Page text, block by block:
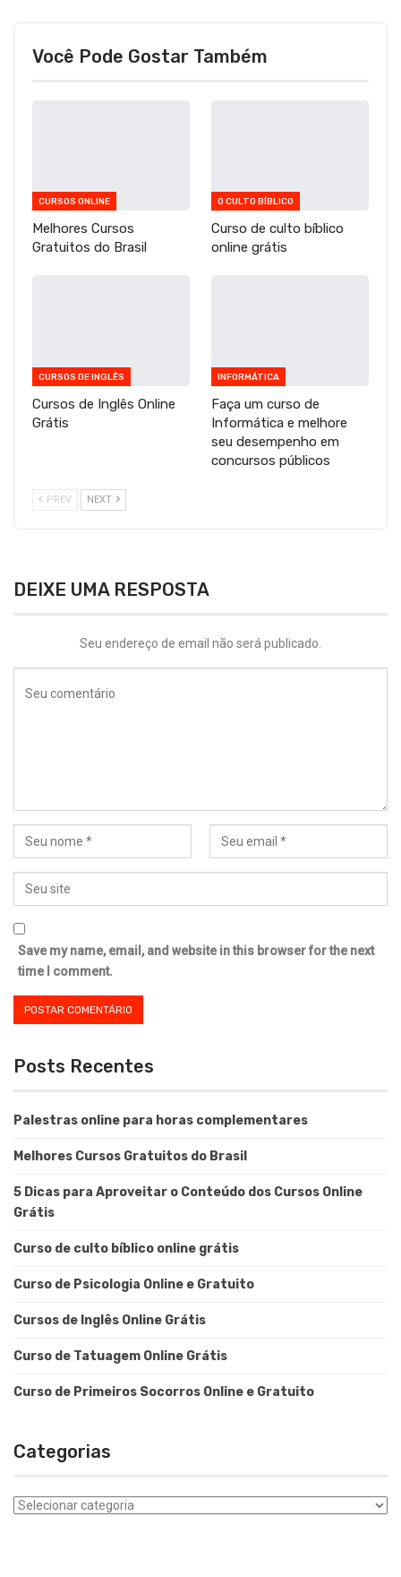
Você Pode Gostar Também
CURSOS ONLINE
Melhores Cursos
Gratuitos do Brasil
O CULTO BÍBLICO
Curso de culto bíblico
online grátis
CURSOS DE INGLÊS
Cursos de Inglês Online
Grátis
INFORMÁTICA
Faça um curso de
Informática e melhore
seu desempenho em
concursos públicos
PREV NEXT
DEIXE UMA RESPOSTA
Seu endereço de email não será publicado.
Save my name, email, and website in this browser for the next
time I comment.
Posts Recentes
Palestras online para horas complementares
Melhores Cursos Gratuitos do Brasil
5 Dicas para Aproveitar o Conteúdo dos Cursos Online
Grátis
Curso de culto bíblico online grátis
Curso de Psicologia Online e Gratuito
Cursos de Inglês Online Grátis
Curso de Tatuagem Online Grátis
Curso de Primeiros Socorros Online e Gratuito
Categorias
Categorias